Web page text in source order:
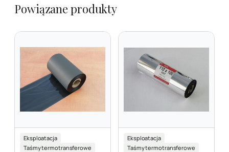
Powiązane produkty
Eksploatacja
Taśmy termotransferowe
Eksploatacja
Taśmy termotransferowe